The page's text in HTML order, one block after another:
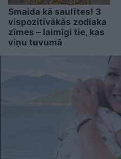
Smaida kā saulītes! 3
vispozitīvākās zodiaka
zīmes – laimīgi tie, kas
viņu tuvumā